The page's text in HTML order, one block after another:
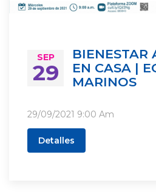
SEP
29
BIENESTAR
EN CASA |
MARINOS
29/09/2021 9:00 Am
Detalles